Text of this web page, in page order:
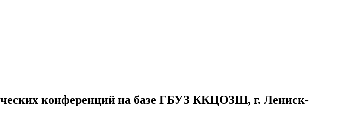
конференций на базе ГБУЗ ККЦОЗШ, г. Лениск-